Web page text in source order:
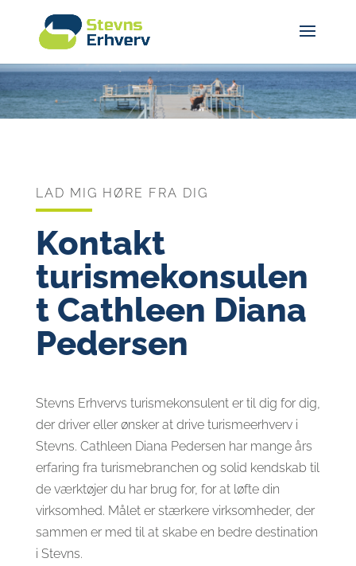
LAD MIG HØRE FRA DIG
Kontakt
turismekonsulen
t Cathleen Diana
Pedersen
Stevns Erhvervs turismekonsulent er til dig for dig,
der driver eller ønsker at drive turismeerhverv i
Stevns. Cathleen Diana Pedersen har mange års
erfaring fra turismebranchen og solid kendskab til
de værktøjer du har brug for, for at løfte din
virksomhed. Målet er stærkere virksomheder, der
sammen er med til at skabe en bedre destination
i Stevns.